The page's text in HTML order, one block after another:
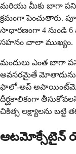
మరియు మీకు బాగా
క్రమంగా పెంచుతారు.
సాధారణంగా 4 నుండి 6
సహనం చాలా ముఖ్యం.
మందులు ఎంత బాగా
అవసరమైతే మోతాదును
ఫాలో-అప్
దీర్ఘకాలికంగా
చికిత్స లక్ష్యాలను
ఆటమోక్సేటైన్